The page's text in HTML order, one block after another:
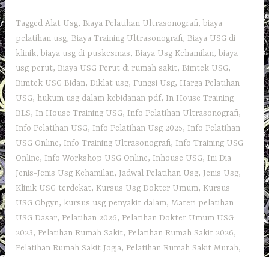
TaggedAlat Usg, Biaya Pelatihan Ultrasonografi,biaya
pelatihan usg, Biaya Training Ultrasonografi, Biaya USG di
klinik,biaya usg di puskesmas, Biaya Usg Kehamilan,biaya
usg perut, Biaya USG Perut di rumah sakit, Bimtek USG,
Bimtek USG Bidan,Diklat usg, Fungsi Usg, Harga Pelatihan
USG, hukum usg dalam kebidanan pdf, In House Training
BLS, In House Training USG, Info Pelatihan Ultrasonografi,
Info Pelatihan USG, Info Pelatihan Usg 2025, Info Pelatihan
USG Online, Info Training Ultrasonografi, Info Training USG
Online, Info Workshop USG Online, Inhouse USG, Ini Dia
Jenis-Jenis Usg Kehamilan, Jadwal Pelatihan Usg, Jenis Usg,
Klinik USG terdekat, Kursus Usg Dokter Umum, Kursus
USG Obgyn, kursus usg penyakit dalam,Materi pelatihan
USG Dasar, Pelatihan 2026, Pelatihan Dokter Umum USG
2023, Pelatihan Rumah Sakit, Pelatihan Rumah Sakit 2026,
Pelatihan Rumah Sakit Jogja, Pelatihan Rumah Sakit Murah,